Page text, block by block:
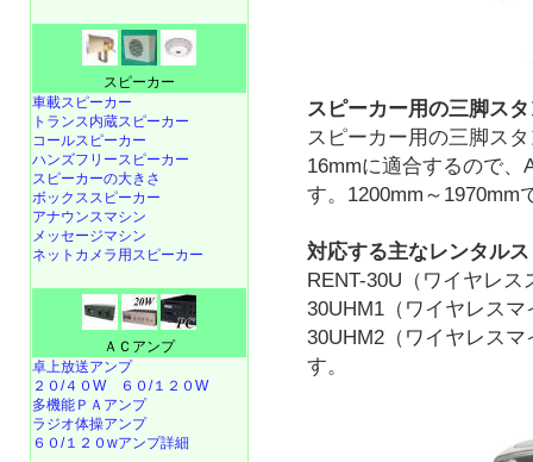
スピーカー用の三脚ス
スピーカー用の三脚ス
16mmに適合するので、
す。1200mm～1970mm
対応する主なレンタル
RENT-30U（ワイヤレ
30UHM1（ワイヤレス
30UHM2（ワイヤレス
す。
スピーカー
車載スピーカー
トランス内蔵スピーカー
コールスピーカー
ハンズフリースピーカー
スピーカーの大きさ
ボックススピーカー
アナウンスマシン
メッセージマシン
ネットカメラ用スピーカー
ＡＣアンプ
卓上放送アンプ
２０/４０W
６０/１２０W
多機能ＰＡアンプ
ラジオ体操アンプ
６０/１２０wアンプ詳細